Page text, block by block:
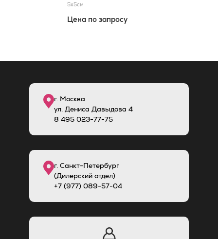
5x5см
Цена по запросу
г. Москва
ул. Дениса Давыдова 4
8 495 023-77-75
г. Санкт-Петербург
(Дилерский отдел)
+7 (977) 089-57-04